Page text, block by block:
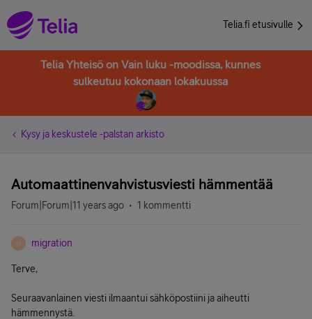
Telia.fi etusivulle
Telia Yhteisö on Vain luku -moodissa, kunnes
sulkeutuu kokonaan lokakuussa
Kysy ja keskustele -palstan arkisto
Automaattinenvahvistusviesti hämmentää
Forum|Forum|11 years ago 1 kommentti
M migration
Terve,
Seuraavanlainen viesti ilmaantui sähköpostiini ja aiheutti
hämmennystä.